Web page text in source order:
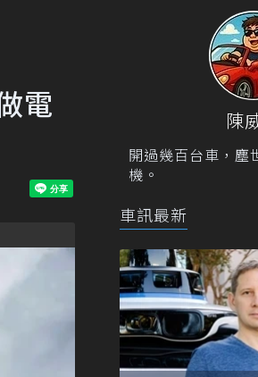
電
陳
開過幾百台車，塵
機。
車訊最新